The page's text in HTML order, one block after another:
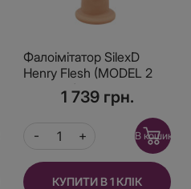
Фалоімітатор SilexD
Henry Flesh (MODEL 2
size 7.5in), двошаровий,
силікон + Silexpan,
1 739 грн.
В кошик
КУПИТИ В 1 КЛІК